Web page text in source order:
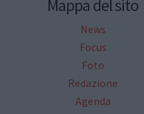
Mappa del sito
News
Focus
Foto
Redazione
Agenda